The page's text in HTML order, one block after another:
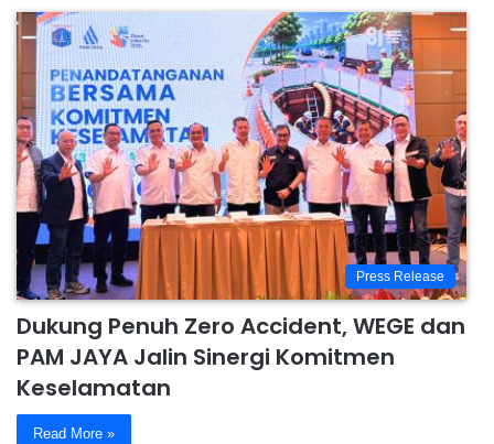
Press Release
Dukung Penuh Zero Accident, WEGE dan
PAM JAYA Jalin Sinergi Komitmen
Keselamatan
Read More »